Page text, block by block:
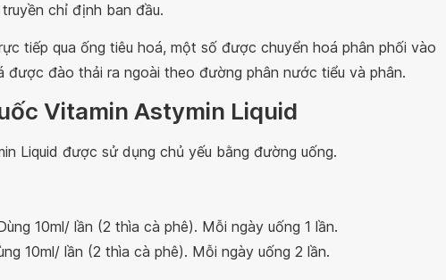
chỉ định ban đầu.
tiếp qua ống tiêu hoá, một số được chuyển hoá phân phối vào
đào thải ra ngoài theo đường phân nước tiểu và phân.
Vitamin Astymin Liquid
Liquid được sử dụng chủ yếu bằng đường uống.
10ml/ lần (2 thìa cà phê). Mỗi ngày uống 1 lần.
10ml/ lần (2 thìa cà phê). Mỗi ngày uống 2 lần.